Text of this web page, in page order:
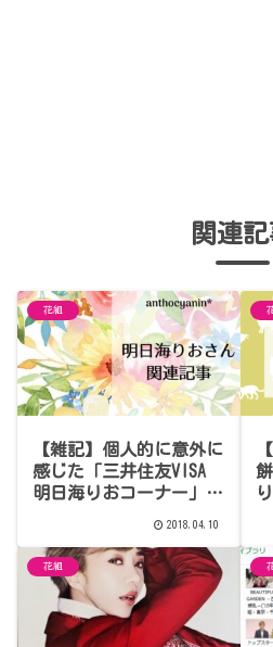
関連
花組
【雑記】個人的に意外に
感じた「三井住友VISA
明日海りおコーナー」4
2018.04.10
花組